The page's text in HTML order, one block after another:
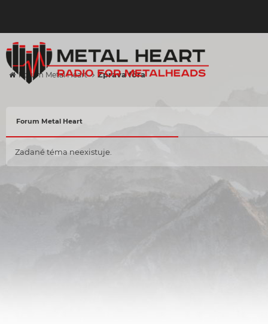
Forum Metal Heart Zpráva fóra
Forum Metal Heart
Zadané téma neexistuje.